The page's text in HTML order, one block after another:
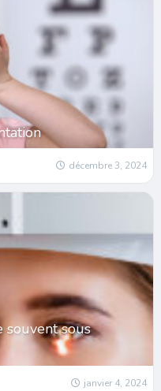
décembre 3, 2024
souvent sous
janvier 4, 2024